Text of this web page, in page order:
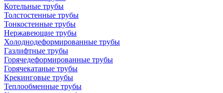
Котельные трубы
Толстостенные трубы
Тонкостенные трубы
Нержавеющие трубы
Холоднодеформированные трубы
Газлифтные трубы
Горячедеформированные трубы
Горячекатаные трубы
Крекинговые трубы
Теплообменные трубы